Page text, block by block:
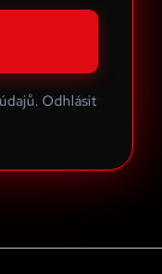
Odhlásit